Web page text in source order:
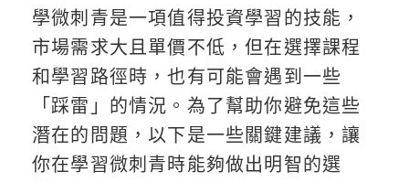
學微刺青是一項值得投資學習的技能，
市場需求大且單價不低，但在選擇課程
和學習路徑時，也有可能會遇到一些
「踩雷」的情況。為了幫助你避免這些
潛在的問題，以下是一些關鍵建議，讓
你在學習微刺青時能夠做出明智的選